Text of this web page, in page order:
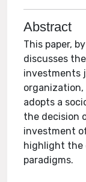
Abstract
This paper,
discusses
investments
organization,
adopts a
the decision
investment
highlight the
paradigms.